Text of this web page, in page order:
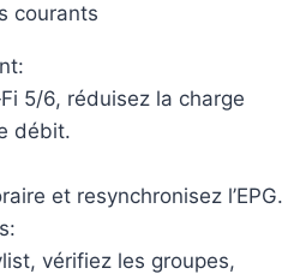
courants
5/6, réduisez la charge
débit.
et resynchronisez l’EPG.
vérifiez les groupes,